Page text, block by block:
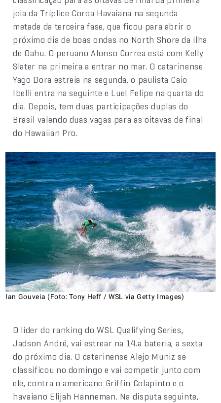
joia da Tríplice Coroa Havaiana na segunda
metade da terceira fase, que ficou para abrir o
próximo dia de boas ondas no North Shore da ilha
de Oahu. O peruano Alonso Correa está com Kelly
Slater na primeira a entrar no mar. O catarinense
Yago Dora estreia na segunda, o paulista Caio
Ibelli entra na seguinte e Luel Felipe na quarta do
dia. Depois, tem duas participações duplas do
Brasil valendo duas vagas para as oitavas de final
do Hawaiian Pro.
Ian Gouveia (Foto: Tony Heff / WSL via Getty Images)
O líder do ranking do WSL Qualifying Series,
Jadson André, vai estrear na 14.a bateria, a sexta
do próximo dia. O catarinense Alejo Muniz se
classificou no domingo e vai competir junto com
ele, contra o americano Griffin Colapinto e o
havaiano Elijah Hanneman. Na disputa seguinte,